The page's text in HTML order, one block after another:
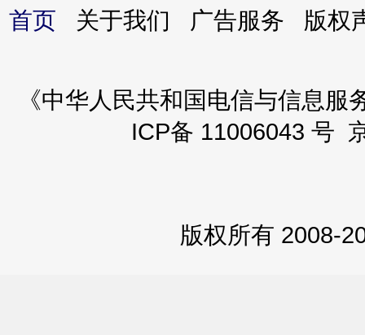
首页 关于我们 广告服务 版
《中华人民共和国电信与信息
ICP备 11006043 号
版权所有 2008-